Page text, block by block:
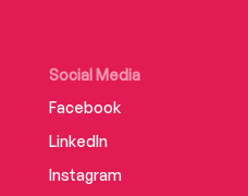
Social Media
Facebook
LinkedIn
Instagram